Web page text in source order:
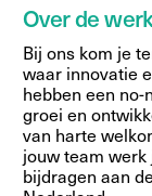
Over de
Bij ons kom je
waar innovatie
hebben een
groei en
van harte
jouw team
bijdragen aan